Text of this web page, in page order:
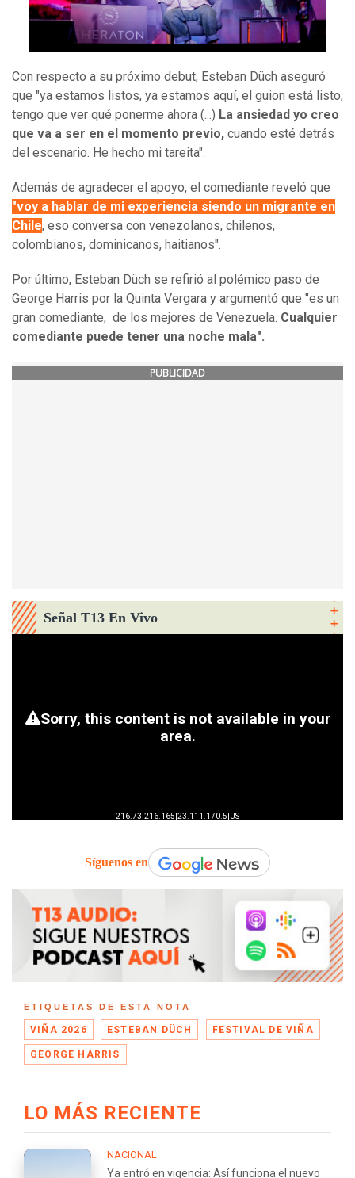
Con respecto a su próximo debut, Esteban Düch aseguró
que "ya estamos listos, ya estamos aquí, el guion está listo,
tengo que ver qué ponerme ahora (...) La ansiedad yo creo
que va a ser en el momento previo, cuando esté detrás
del escenario. He hecho mi tareita".
Además de agradecer el apoyo, el comediante reveló que
"voy a hablar de mi experiencia siendo un migrante en
Chile, eso conversa con venezolanos, chilenos,
colombianos, dominicanos, haitianos".
Por último, Esteban Düch se refirió al polémico paso de
George Harris por la Quinta Vergara y argumentó que "es un
gran comediante, de los mejores de Venezuela. Cualquier
comediante puede tener una noche mala".
PUBLICIDAD
Señal T13 En Vivo
Síguenos en
ETIQUETAS DE ESTA NOTA
VIÑA 2026 ESTEBAN DÜCH FESTIVAL DE VIÑA
GEORGE HARRIS
LO MÁS RECIENTE
NACIONAL
Ya entró en vigencia: Así funciona el nuevo